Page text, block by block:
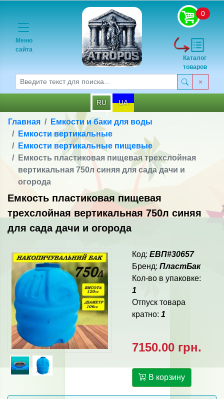
Меню
сайта
0
Каталог
товаров
RU UA
Главная
Емкости и баки для воды
Емкости вертикальные
Емкости вертикальные пищевые
Емкость пластиковая пищевая трехслойная
вертикальная 750л синяя для сада дачи и
огорода
Емкость пластиковая пищевая
трехслойная вертикальная 750л синяя
для сада дачи и огорода
Код: ЕВП#30657
Бренд: ПластБак
Кол-во в упаковке:
1
Отпуск товара
кратно: 1
7150.00 грн.
В корзину